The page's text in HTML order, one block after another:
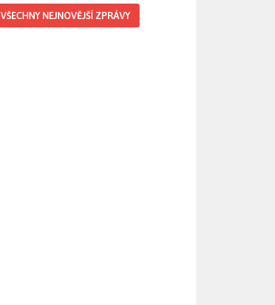
VŠECHNY NEJNOVĚJŠÍ ZPRÁVY